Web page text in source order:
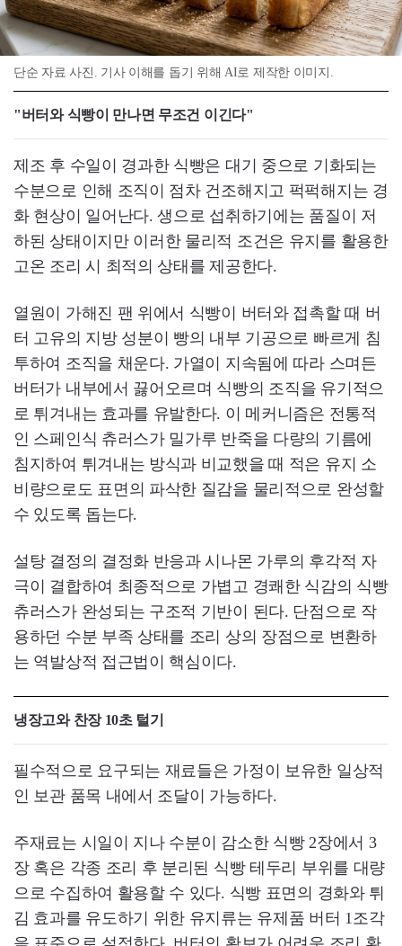
단순 자료 사진. 기사 이해를 돕기 위해 AI로 제작한 이미지.
"버터와 식빵이 만나면 무조건 이긴다"
제조 후 수일이 경과한 식빵은 대기 중으로 기화되는
수분으로 인해 조직이 점차 건조해지고 퍽퍽해지는 경
화 현상이 일어난다. 생으로 섭취하기에는 품질이 저
하된 상태이지만 이러한 물리적 조건은 유지를 활용한
고온 조리 시 최적의 상태를 제공한다.
열원이 가해진 팬 위에서 식빵이 버터와 접촉할 때 버
터 고유의 지방 성분이 빵의 내부 기공으로 빠르게 침
투하여 조직을 채운다. 가열이 지속됨에 따라 스며든
버터가 내부에서 끓어오르며 식빵의 조직을 유기적으
로 튀겨내는 효과를 유발한다. 이 메커니즘은 전통적
인 스페인식 츄러스가 밀가루 반죽을 다량의 기름에
침지하여 튀겨내는 방식과 비교했을 때 적은 유지 소
비량으로도 표면의 파삭한 질감을 물리적으로 완성할
수 있도록 돕는다.
설탕 결정의 결정화 반응과 시나몬 가루의 후각적 자
극이 결합하여 최종적으로 가볍고 경쾌한 식감의 식빵
츄러스가 완성되는 구조적 기반이 된다. 단점으로 작
용하던 수분 부족 상태를 조리 상의 장점으로 변환하
는 역발상적 접근법이 핵심이다.
냉장고와 찬장 10초 털기
필수적으로 요구되는 재료들은 가정이 보유한 일상적
인 보관 품목 내에서 조달이 가능하다.
주재료는 시일이 지나 수분이 감소한 식빵 2장에서 3
장 혹은 각종 조리 후 분리된 식빵 테두리 부위를 대량
으로 수집하여 활용할 수 있다. 식빵 표면의 경화와 튀
김 효과를 유도하기 위한 유지류는 유제품 버터 1조각